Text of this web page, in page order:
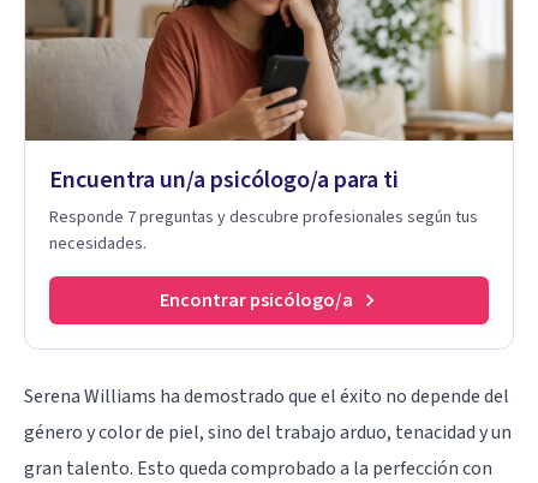
Encuentra un/a psicólogo/a para ti
Responde 7 preguntas y descubre profesionales según tus
necesidades.
Encontrar psicólogo/a
Serena Williams ha demostrado que el éxito no depende del
género y color de piel, sino del trabajo arduo, tenacidad y un
gran talento. Esto queda comprobado a la perfección con